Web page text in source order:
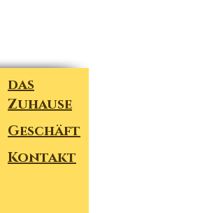
das
Zuhause
Geschäft
Kontakt